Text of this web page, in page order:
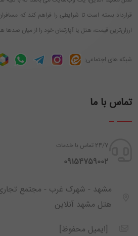
قرارداد بسته است تا شرایطی را فراهم کند که
ارزان‌ترین قیمت، هتل یا آپارتمان خود را از میان
شبکه های اجتماعی:
تماس با ما
24/7 تماس با خدمات
‪ 09154759002
هتل مشهد آنلاین
[ایمیل محفوظ]